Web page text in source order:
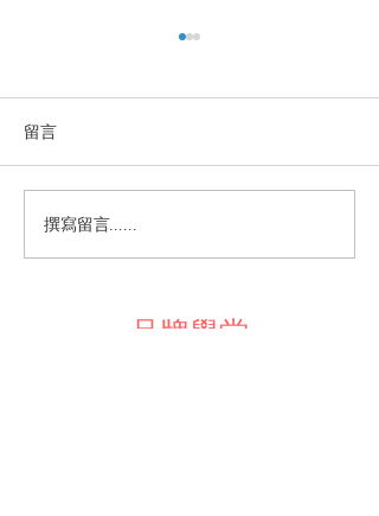
經典廣告配音：譚炳文先
生
留言
撰寫留言......
品牌學堂